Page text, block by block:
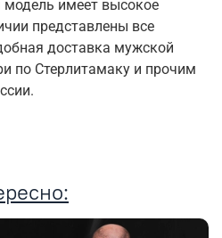
имеет высокое
представлены все
доставка мужской
по Стерлитамаку и прочим